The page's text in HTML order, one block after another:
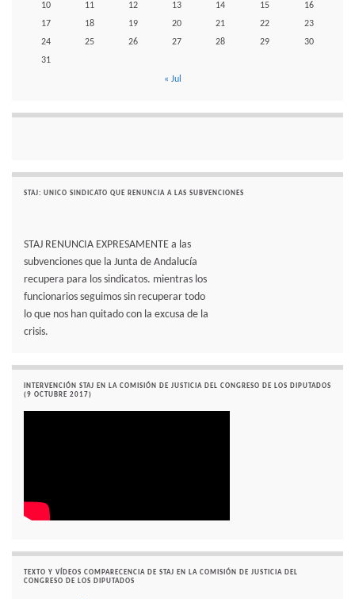
10
11 12 13 14 15
16
17
18 19 20 21 22
23
24
25 26 27 28 29
30
31
« Jul
STAJ: UNICO SINDICATO QUE RENUNCIA A LAS SUBVENCIONES
STAJ RENUNCIA EXPRESAMENTE a las
subvenciones que la Junta de Andalucía
recupera para los sindicatos. mientras los
funcionarios seguimos sin recuperar todo
lo que nos han quitado con la excusa de la
crisis.
INTERVENCIÓN STAJ EN LA COMISIÓN DE JUSTICIA DEL CONGRESO DE LOS DIPUTADOS
(9 OCTUBRE 2017)
TEXTO Y VÍDEOS COMPARECENCIA DE STAJ EN LA COMISIÓN DE JUSTICIA DEL
CONGRESO DE LOS DIPUTADOS